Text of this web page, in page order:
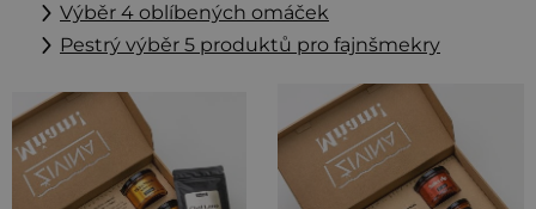
Výběr 4 oblíbených omáček
Pestrý výběr 5 produktů pro fajnšmekry